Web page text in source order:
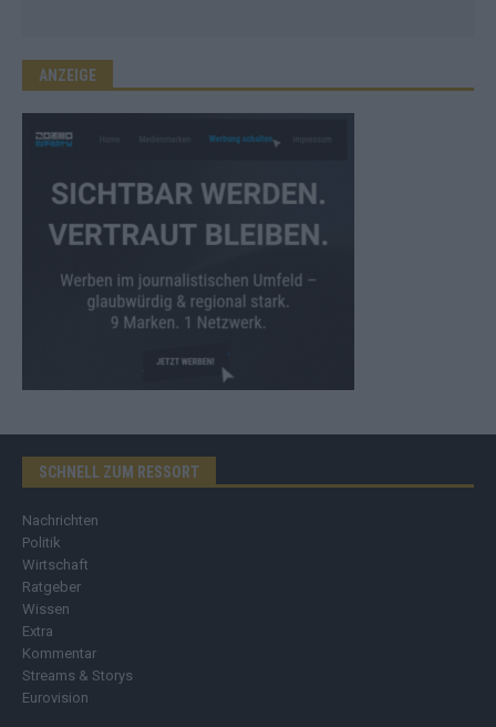
ANZEIGE
SCHNELL ZUM RESSORT
Nachrichten
Politik
Wirtschaft
Ratgeber
Wissen
Extra
Kommentar
Streams & Storys
Eurovision